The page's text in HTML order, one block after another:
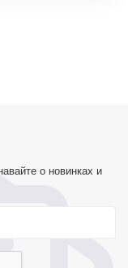
о новинках и